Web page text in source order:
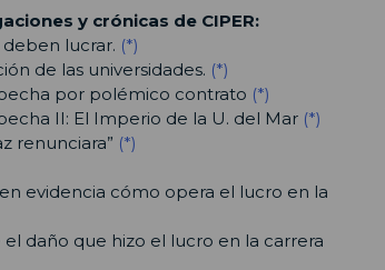
y crónicas de CIPER:
lucrar. (*)
de las universidades. (*)
por polémico contrato (*)
II: El Imperio de la U. del Mar (*)
renunciara” (*)
evidencia cómo opera el lucro en la
daño que hizo el lucro en la carrera